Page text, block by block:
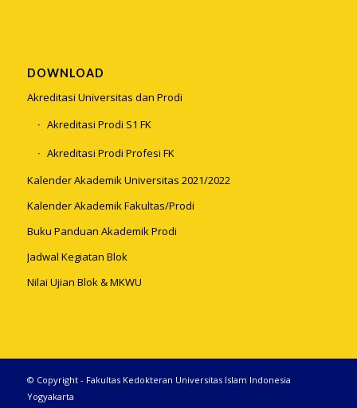
DOWNLOAD
Akreditasi Universitas dan Prodi
Akreditasi Prodi S1 FK
Akreditasi Prodi Profesi FK
Kalender Akademik Universitas 2021/2022
Kalender Akademik Fakultas/Prodi
Buku Panduan Akademik Prodi
Jadwal Kegiatan Blok
Nilai Ujian Blok & MKWU
© Copyright - Fakultas Kedokteran Universitas Islam Indonesia
Yogyakarta